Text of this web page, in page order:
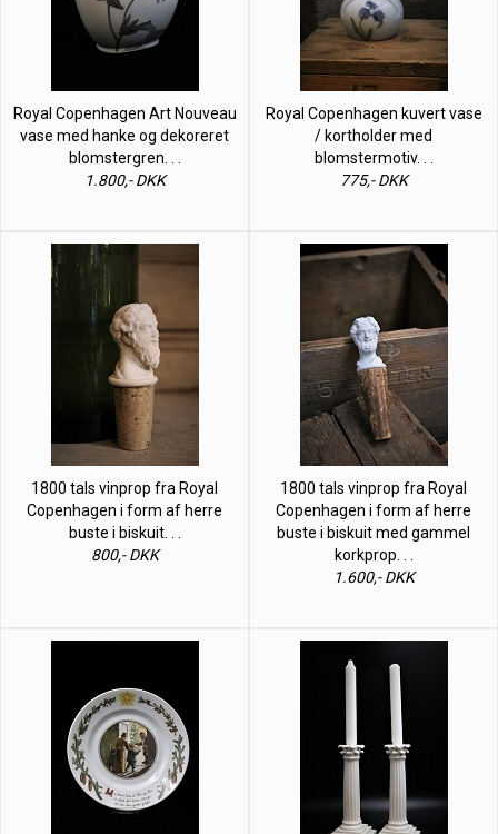
Royal Copenhagen Art Nouveau
vase med hanke og dekoreret
blomstergren. . .
1.800,- DKK
Royal Copenhagen kuvert vase
/ kortholder med
blomstermotiv. . .
775,- DKK
1800 tals vinprop fra Royal
Copenhagen i form af herre
buste i biskuit. . .
800,- DKK
1800 tals vinprop fra Royal
Copenhagen i form af herre
buste i biskuit med gammel
korkprop. . .
1.600,- DKK